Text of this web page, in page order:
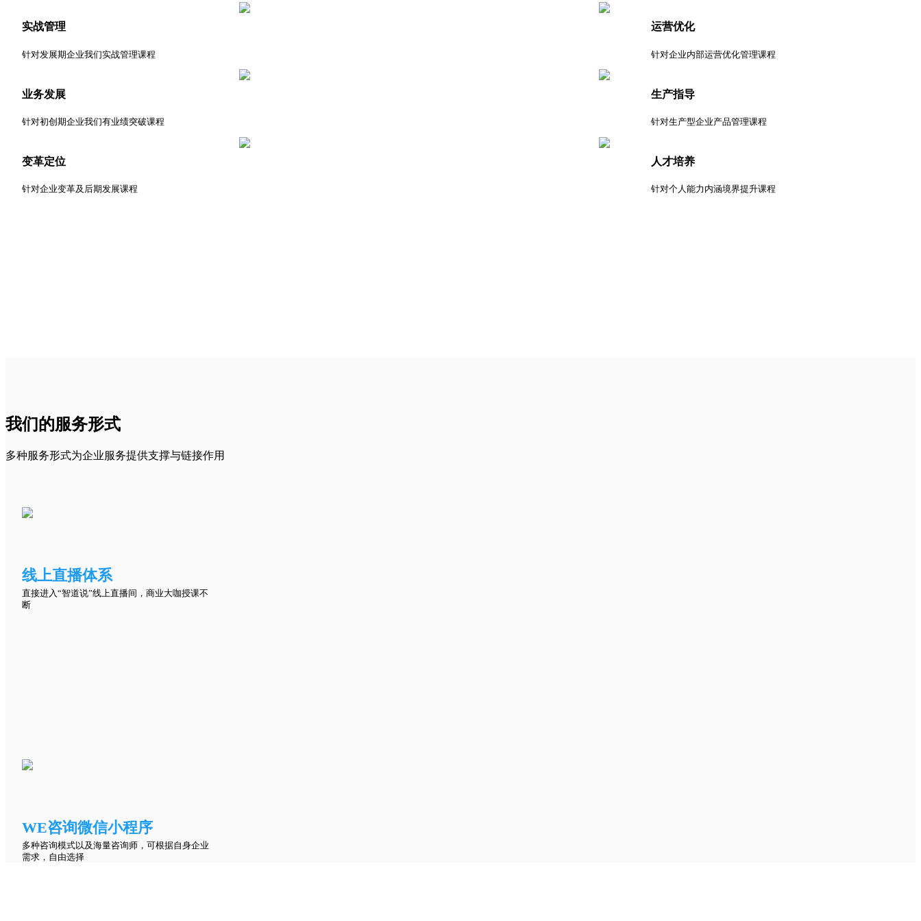
实战管理
针对发展期企业我们实战管理课程
业务发展
针对初创期企业我们有业绩突破课程
变革定位
针对企业变革及后期发展课程
运营优化
针对企业内部运营优化管理课程
生产指导
针对生产型企业产品管理课程
人才培养
针对个人能力内涵境界提升课程
我们的服务形式
多种服务形式为企业服务提供支撑与链接作用
线上直播体系
直接进入“智道说”线上直播间，商业大咖授课不
断
WE咨询微信小程序
多种咨询模式以及海量咨询师，可根据自身企业
需求，自由选择